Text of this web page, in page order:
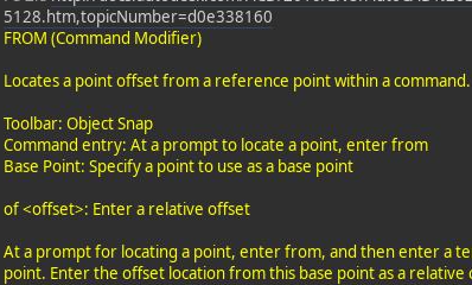
5128.htm,topicNumber=d0e338160
FROM (Command Modifier)
Locates a point offset from a reference point within a command.
Toolbar: Object Snap
Command entry: At a prompt to locate a point, enter from
Base Point: Specify a point to use as a base point
of <offset>: Enter a relative offset
At a prompt for locating a point, enter from, and then enter a
point. Enter the offset location from this base point as a